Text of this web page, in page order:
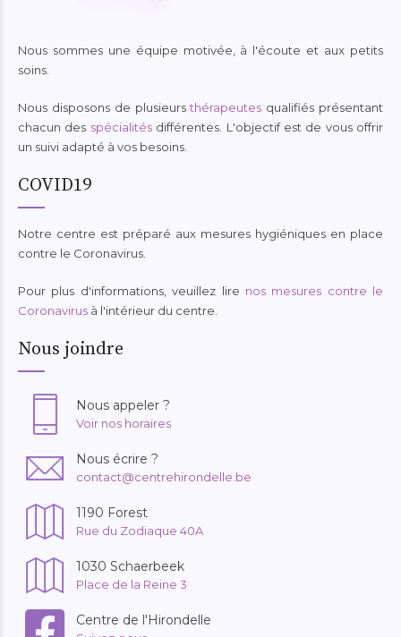
Nous sommes une équipe motivée, à l'écoute et aux petits
soins.
Nous disposons de plusieursthérapeutes qualifiés présentant
chacun des spécialitésdifférentes. L'objectif est de vous offrir
un suivi adapté à vos besoins.
COVID19
Notre centre est préparé aux mesures hygiéniques en place
contre le Coronavirus.
Pour plus d'informations, veuillez lire nos mesures contre le
Coronavirus à l'intérieur du centre.
Nous joindre
Nous appeler ?
Voir nos horaires
Nous écrire ?
contact@centrehirondelle.be
1190 Forest
Rue du Zodiaque 40A
1030 Schaerbeek
Place de la Reine 3
Centre de l'Hirondelle